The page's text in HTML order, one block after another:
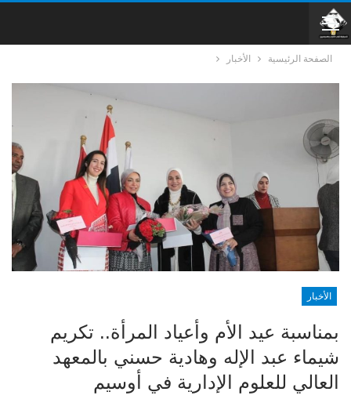
الصفحة الرئيسية الأخبار
الأخبار
بمناسبة عيد الأم وأعياد المرأة.. تكريم
شيماء عبد الإله وهادية حسني بالمعهد
العالي للعلوم الإدارية في أوسيم